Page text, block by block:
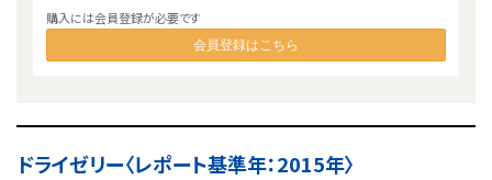
購入には会員登録が必要です
会員登録はこちら
ドライゼリー〈レポート基準年：2015年〉